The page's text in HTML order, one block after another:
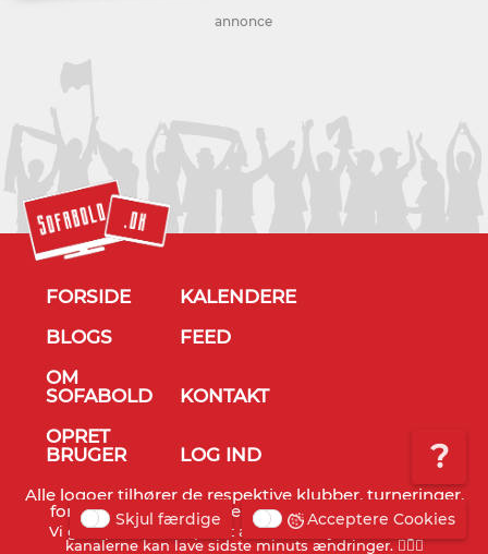
?
annonce
FORSIDE
KALENDERE
BLOGS
FEED
OM
SOFABOLD
KONTAKT
OPRET
BRUGER
LOG IND
Alle logoer tilhører de respektive klubber, turneringer,
forbund og TV stationer - © Sofabold 2011-2026
Vi gør opmærksom på, at alt info er vejledende og TV
kanalerne kan lave sidste minuts ændringer. 🤷🏻‍♂️
Skjul færdige Acceptere Cookies